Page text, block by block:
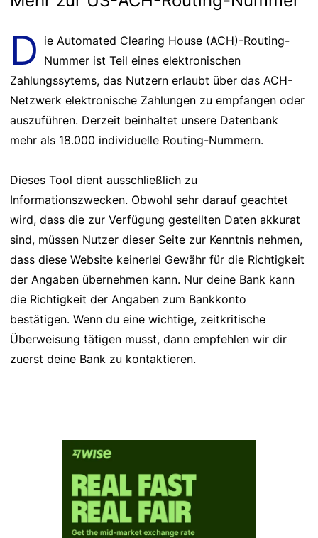
D ie Automated Clearing House (ACH)-Routing-
Nummer ist Teil eines elektronischen
Zahlungssytems, das Nutzern erlaubt über das ACH-
Netzwerk elektronische Zahlungen zu empfangen oder
auszuführen. Derzeit beinhaltet unsere Datenbank
mehr als 18.000 individuelle Routing-Nummern.
Dieses Tool dient ausschließlich zu
Informationszwecken. Obwohl sehr darauf geachtet
wird, dass die zur Verfügung gestellten Daten akkurat
sind, müssen Nutzer dieser Seite zur Kenntnis nehmen,
dass diese Website keinerlei Gewähr für die Richtigkeit
der Angaben übernehmen kann. Nur deine Bank kann
die Richtigkeit der Angaben zum Bankkonto
bestätigen. Wenn du eine wichtige, zeitkritische
Überweisung tätigen musst, dann empfehlen wir dir
zuerst deine Bank zu kontaktieren.